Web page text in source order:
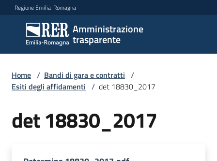
Vai al contenuto
Vai alla navigazione
Vai al footer
Regione Emilia-Romagna
Amministrazione
trasparente
Amministrazione
trasparente
Sottosezioni
Accesso
Home / Bandi di gara e contratti /
Esiti degli affidamenti / det 18830_2017
det 18830_2017